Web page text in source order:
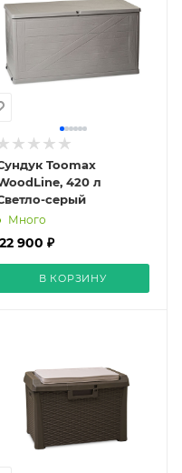
Toomax
420 л
серый
Много
22 900 ₽
В КОРЗИНУ